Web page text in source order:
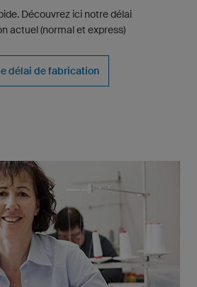
Découvrez ici notre délai
actuel (normal et express)
délai de fabrication